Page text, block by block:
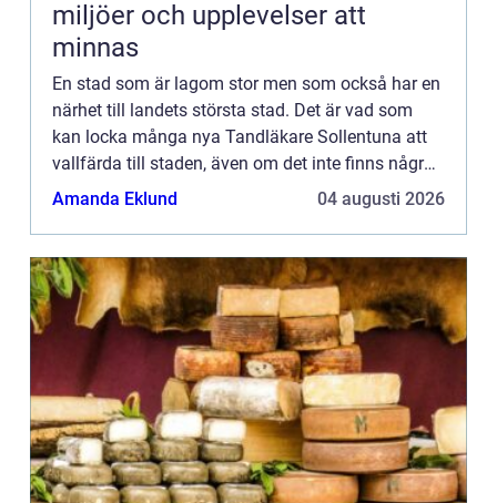
miljöer och upplevelser att
minnas
En stad som är lagom stor men som också har en
närhet till landets största stad. Det är vad som
kan locka många nya Tandläkare Sollentuna att
vallfärda till staden, även om det inte finns några
som helst band i förväg. Men så är livet för en
Amanda Eklund 04 augusti 2026